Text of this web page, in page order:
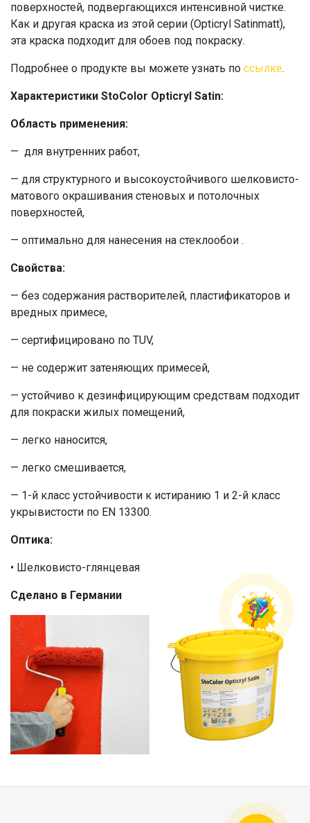
поверхностей, подвергающихся интенсивной чистке.
Как и другая краска из этой серии (Opticryl Satinmatt),
эта краска подходит для обоев под покраску.
Подробнее о продукте вы можете узнать по ссылке.
Характеристики StoColor Opticryl Satin:
Область применения:
— для внутренних работ,
— для структурного и высокоустойчивого шелковисто-
матового окрашивания стеновых и потолочных
поверхностей,
— оптимально для нанесения на стеклообои .
Свойства:
— без содержания растворителей, пластификаторов и
вредных примесе,
— сертифицировано по TUV,
— не содержит затеняющих примесей,
— устойчиво к дезинфицирующим средствам подходит
для покраски жилых помещений,
— легко наносится,
— легко смешивается,
— 1-й класс устойчивости к истиранию 1 и 2-й класс
укрывистости по EN 13300.
Оптика:
• Шелковисто-глянцевая
Сделано в Германии